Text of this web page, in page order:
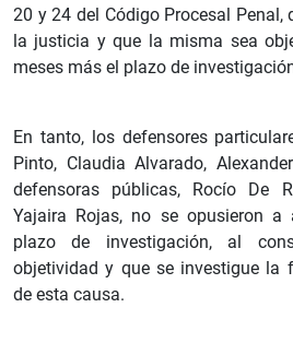
20 y 24 del Código Procesal Penal,
la justicia y que la misma sea
meses más el plazo de
En tanto, los defensores
Pinto, Claudia Alvarado,
defensoras públicas, Rocío De
Yajaira Rojas, no se opusieron
plazo de investigación, al
objetividad y que se investigue la
de esta causa.